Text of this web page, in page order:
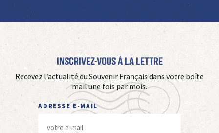
Inscrivez-vous à La Lettre
Recevez l’actualité du Souvenir Français dans votre boîte
mail une fois par mois.
ADRESSE E-MAIL